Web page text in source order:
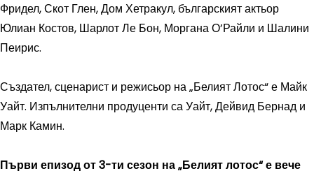
Фридел, Скот Глен, Дом Хетракул, българският актьор
Юлиан Костов, Шарлот Ле Бон, Моргана О’Райли и Шалини
Пеирис.
Създател, сценарист и режисьор на „Белият Лотос“ е Майк
Уайт. Изпълнителни продуценти са Уайт, Дейвид Бернад и
Марк Камин.
Първи епизод от 3-ти сезон на „Белият лотос“ е вече